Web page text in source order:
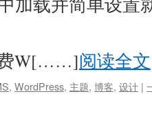
费W[……]阅读全文
, WordPress, 主题, 博客, 设计 |